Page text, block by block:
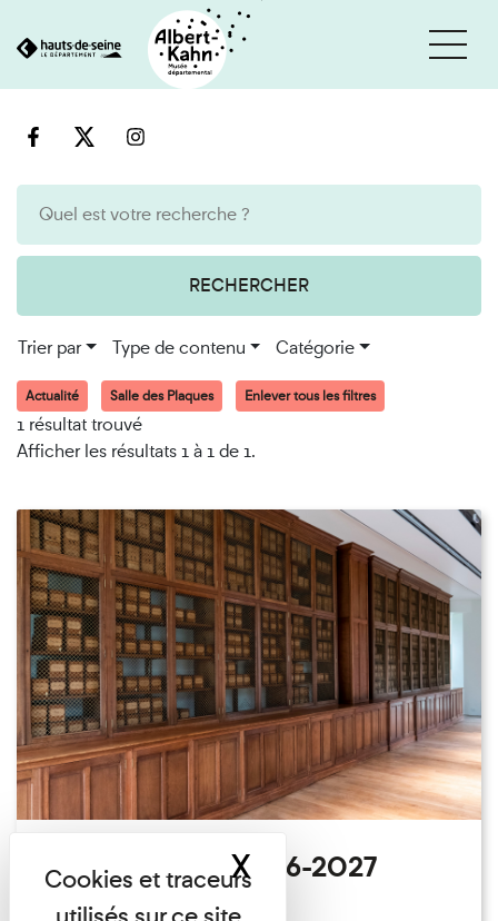
au
RECHERCHER
Trier par Type de contenu Catégorie
Actualité Salle des Plaques Enlever tous les filtres
1 résultat trouvé
Afficher les résultats 1 à 1 de 1.
Appel à projets 2026-2027
Cookies et traceurs utilisés sur ce site
XMasquer le